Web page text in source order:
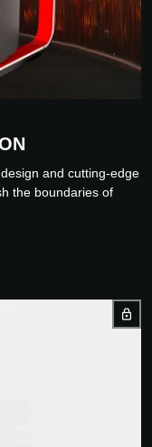
and cutting-edge
the boundaries of